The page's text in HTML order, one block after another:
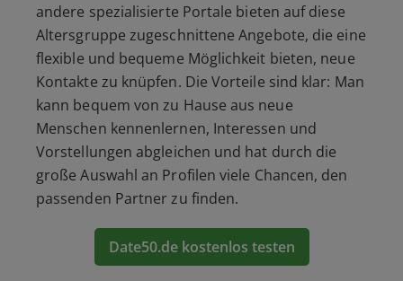
andere spezialisierte Portale bieten auf diese
Altersgruppe zugeschnittene Angebote, die eine
flexible und bequeme Möglichkeit bieten, neue
Kontakte zu knüpfen. Die Vorteile sind klar: Man
kann bequem von zu Hause aus neue
Menschen kennenlernen, Interessen und
Vorstellungen abgleichen und hat durch die
große Auswahl an Profilen viele Chancen, den
passenden Partner zu finden.
Date50.de kostenlos testen